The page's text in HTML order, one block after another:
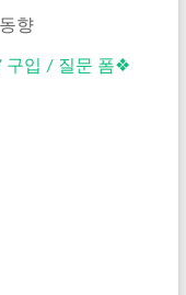
향
구입 / 질문 폼❖